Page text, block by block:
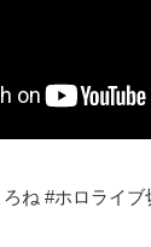
ね #ホロライブ